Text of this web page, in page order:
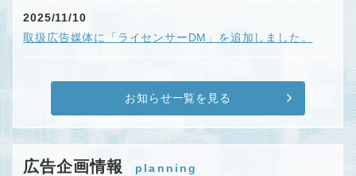
2025/11/10
取扱広告媒体に「ライセンサーDM」を追加しました。
お知らせ一覧を見る
広告企画情報 planning